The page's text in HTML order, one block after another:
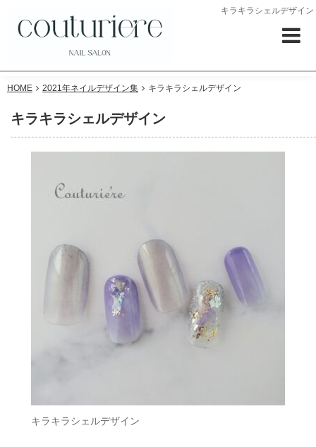
キラキラシェルデザイン
HOME 2021年ネイルデザイン集 キラキラシェルデザイン
キラキラシェルデザイン
キラキラシェルデザイン